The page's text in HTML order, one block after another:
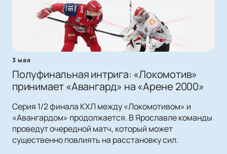
3 мая
Полуфинальная интрига: «Локомотив»
принимает «Авангард» на «Арене 2000»
Серия 1/2 финала КХЛ между «Локомотивом» и
«Авангардом» продолжается. В Ярославле команды
проведут очередной матч, который может
существенно повлиять на расстановку сил.